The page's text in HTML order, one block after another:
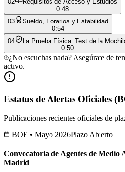
02
Requisitos de Acceso y Estudios
0:48
03
Sueldo, Horarios y Estabilidad
0:54
04
La Prueba Física: Test de la
0:50
¿No escuchas nada? Asegúrate de
activo.
Estatus de Alertas Oficiales
Publicaciones recientes oficiales de
BOE • Mayo 2026Plazo Abierto
Convocatoria de Agentes de Medio
Madrid